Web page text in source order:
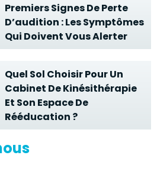
Premiers Signes De Perte
D’audition : Les Symptômes
Qui Doivent Vous Alerter
Quel Sol Choisir Pour Un
Cabinet De Kinésithérapie
Et Son Espace De
Rééducation ?